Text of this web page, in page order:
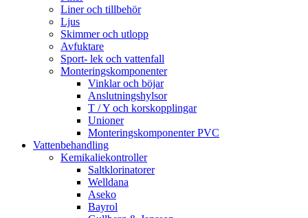
Liner och tillbehör
Ljus
Skimmer och utlopp
Avfuktare
Sport- lek och vattenfall
Monteringskomponenter
Vinklar och böjar
Anslutningshylsor
T / Y och korskopplingar
Unioner
Monteringskomponenter PVC
Vattenbehandling
Kemikaliekontroller
Saltklorinatorer
Welldana
Aseko
Bayrol